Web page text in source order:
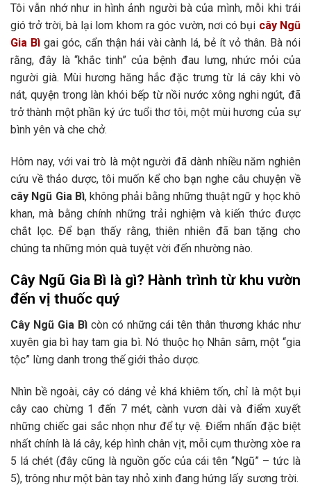
Tôi vẫn nhớ như in hình ảnh người bà của mình, mỗi khi trái
gió trở trời, bà lại lom khom ra góc vườn, nơi có bụi cây Ngũ
Gia Bìgai góc, cẩn thận hái vài cành lá, bẻ ít vỏ thân. Bà nói
rằng, đây là “khắc tinh” của bệnh đau lưng, nhức mỏi của
người già. Mùi hương hăng hắc đặc trưng từ lá cây khi vò
nát, quyện trong làn khói bếp từ nồi nước xông nghi ngút, đã
trở thành một phần ký ức tuổi thơ tôi, một mùi hương của sự
bình yên và che chở.
Hôm nay, với vai trò là một người đã dành nhiều năm nghiên
cứu về thảo dược, tôi muốn kể cho bạn nghe câu chuyện về
cây Ngũ Gia Bì, không phải bằng những thuật ngữ y học khô
khan, mà bằng chính những trải nghiệm và kiến thức được
chắt lọc. Để bạn thấy rằng, thiên nhiên đã ban tặng cho
chúng ta những món quà tuyệt vời đến nhường nào.
Cây Ngũ Gia Bì là gì? Hành trình từ khu vườn
đến vị thuốc quý
Cây Ngũ Gia Bìcòn có những cái tên thân thương khác như
xuyên gia bì hay tam gia bì. Nó thuộc họ Nhân sâm, một “gia
tộc” lừng danh trong thế giới thảo dược.
Nhìn bề ngoài, cây có dáng vẻ khá khiêm tốn, chỉ là một bụi
cây cao chừng 1 đến 7 mét, cành vươn dài và điểm xuyết
những chiếc gai sắc nhọn như để tự vệ. Điểm nhấn đặc biệt
nhất chính là lá cây, kép hình chân vịt, mỗi cụm thường xòe ra
5 lá chét (đây cũng là nguồn gốc của cái tên “Ngũ” – tức là
5), trông như một bàn tay nhỏ xinh đang hứng lấy sương trời.